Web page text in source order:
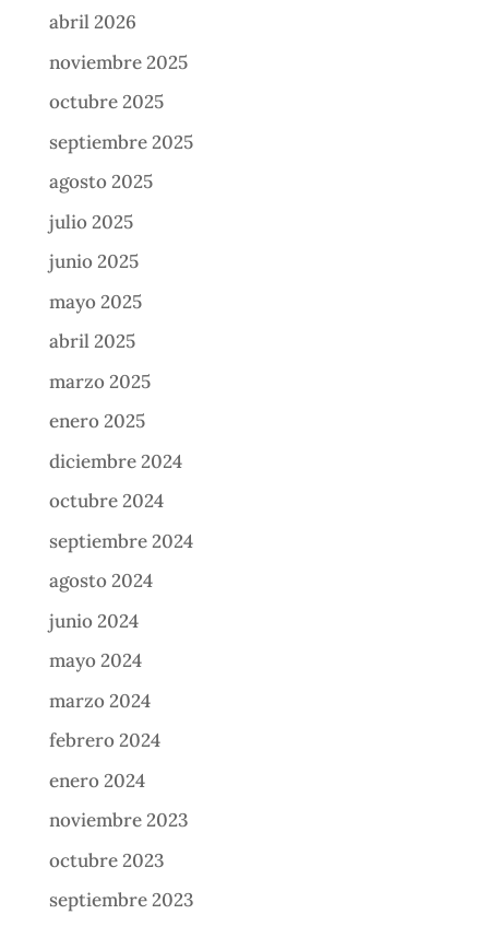
abril 2026
noviembre 2025
octubre 2025
septiembre 2025
agosto 2025
julio 2025
junio 2025
mayo 2025
abril 2025
marzo 2025
enero 2025
diciembre 2024
octubre 2024
septiembre 2024
agosto 2024
junio 2024
mayo 2024
marzo 2024
febrero 2024
enero 2024
noviembre 2023
octubre 2023
septiembre 2023